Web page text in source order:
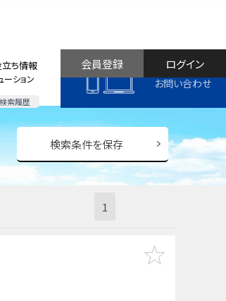
ーション
検索履歴
立ち情報
お問い合わせ
ログイン
会員登録
検索条件を保存
1